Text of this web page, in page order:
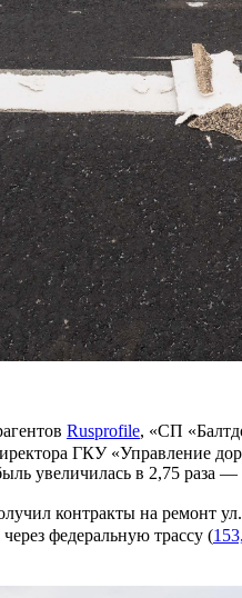
Rusprofile, «СП
ГКУ «Управление
увеличилась в 2,75 раза
контракты на ремонт
федеральную трассу (